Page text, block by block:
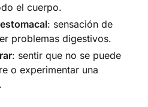
el cuerpo.
: sensación de
problemas digestivos.
: sentir que no se puede
o experimentar una